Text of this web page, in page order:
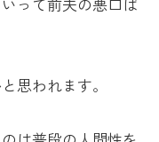
思われます。